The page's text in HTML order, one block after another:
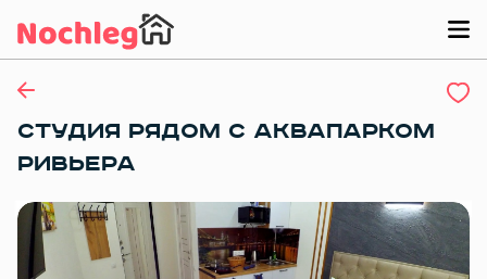
СТУДИЯ РЯДОМ С АКВАПАРКОМ
РИВЬЕРА